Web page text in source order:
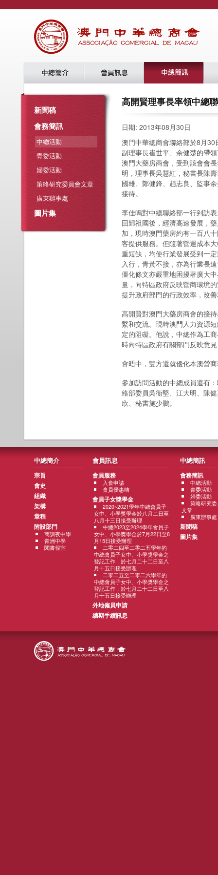
新聞稿
會務簡訊
中總活動
青委活動
婦委活動
策略研究委員會文章
廣東辦事處
圖片集
高開賢理事長率領中總
日期: 2013年08月30日
澳門中華總商會聯絡部於8月30
副理事長崔世平、余健楚的帶
澳門大藥房商會，受到該會會
明，理事長吳慧紅，秘書長陳
國雄、鄭健鋒、趙志良、監事
接待。
李佳鳴對中總聯絡部一行到訪
回歸祖國後，經濟高速發展，
加，現時澳門藥房約有一百八
客提供服務。但隨著營運成本
重短缺，均使行業發展受到一
入行，青黃不接，亦為行業長
僵化條文亦嚴重地困擾著廣大
量，向特區政府反映營商環境
提升政府部門的行政效率，改
高開賢對澳門大藥房商會的接
繫和交流。現時澳門人力資源
定的阻礙。他說，中總作為工
時向特區政府有關部門反映意
會晤中，雙方還就優化本澳營
參加訪問活動的中總成員還有
絡部委員吳衞堅、江大明、陳
欣、秘書施少鵬。
中總簡介
宗旨
會史
組織
架構
章程
附設部門
商訓夜中學
青洲中學
閱書報室
會員訊息
會員服務
入會申請
會員優惠咭
會員子女獎學金
2020~2021學年中總會員子
女中、小學獎學金於八月二日至
八月十三日接受辦理
中總2023至2024學年會員子
女中、小學獎學金於7月22日至8
月15日接受辦理
二零二四至二零二五學年的
中總會員子女中、小學獎學金之
登記工作，於七月二十二日至八
月十五日接受辦理
二零二五至二零二六學年的
中總會員子女中、小學獎學金之
登記工作，於七月二十二日至八
月十五日接受辦理
外地僱員申請
續期手續訊息
中總簡訊
會務簡訊
中總活動
青委活動
婦委活動
策略研究
文章
廣東辦事處
新聞稿
圖片集